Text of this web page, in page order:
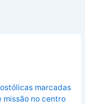
marcadas
missão no centro